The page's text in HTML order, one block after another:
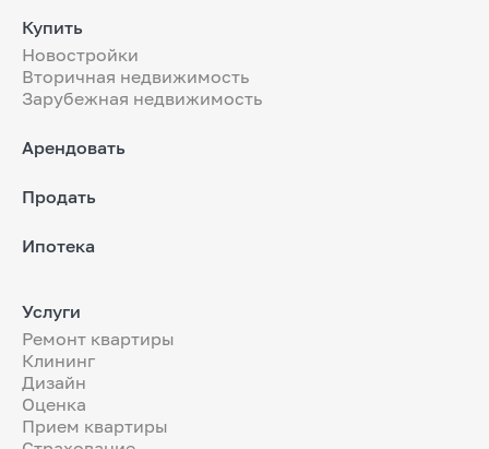
Купить
Новостройки
Вторичная недвижимость
Зарубежная недвижимость
Арендовать
Продать
Ипотека
Услуги
Ремонт квартиры
Клининг
Дизайн
Оценка
Прием квартиры